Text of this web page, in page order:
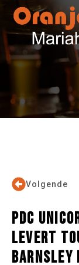
Volgende
PDC
LEVERT
BARNSLEY